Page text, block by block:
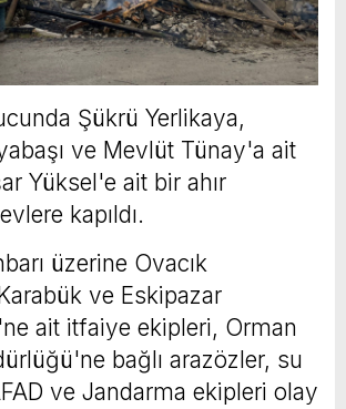
Şükrü Yerlikaya,
ve Mevlüt Tünay'a ait
Yüksel'e ait bir ahır
kapıldı.
üzerine Ovacık
ve Eskipazar
ait itfaiye ekipleri, Orman
bağlı arazözler, su
ve Jandarma ekipleri olay